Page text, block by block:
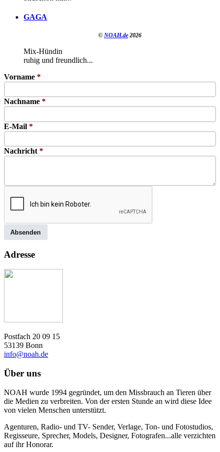
GAGA
© NOAH.de 2026
Mix-Hündin
ruhig und freundlich...
Vorname *
Nachname *
E-Mail *
Nachricht *
Absenden
Adresse
Postfach 20 09 15
53139 Bonn
info@noah.de
Über uns
NOAH wurde 1994 gegründet, um den Missbrauch an Tieren über
die Medien zu verbreiten. Von der ersten Stunde an wird diese Idee
von vielen Menschen unterstützt.
Agenturen, Radio- und TV- Sender, Verlage, Ton- und Fotostudios,
Regisseure, Sprecher, Models, Designer, Fotografen...alle verzichten
auf ihr Honorar.